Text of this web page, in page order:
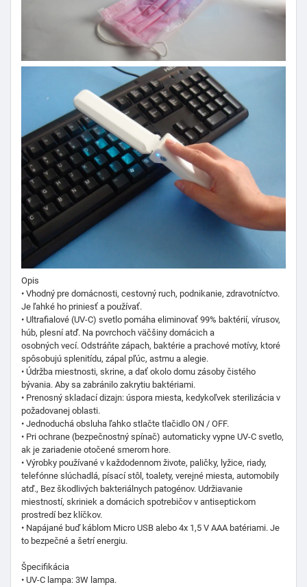
Opis
• Vhodný pre domácnosti, cestovný ruch, podnikanie, zdravotníctvo.
Je ľahké ho priniesť a používať.
• Ultrafialové (UV-C) svetlo pomáha eliminovať 99% baktérií, vírusov,
húb, plesní atď. Na povrchoch väčšiny domácich a
osobných vecí. Odstráňte zápach, baktérie a prachové motívy, ktoré
spôsobujú splenitídu, zápal pľúc, astmu a alegie.
• Údržba miestnosti, skrine, a dať okolo domu zásoby čistého
bývania. Aby sa zabránilo zakrytiu baktériami.
• Prenosný skladací dizajn: úspora miesta, kedykoľvek sterilizácia v
požadovanej oblasti.
• Jednoduchá obsluha ľahko stlačte tlačidlo ON / OFF.
• Pri ochrane (bezpečnostný spínač) automaticky vypne UV-C svetlo,
ak je zariadenie otočené smerom hore.
• Výrobky používané v každodennom živote, paličky, lyžice, riady,
telefónne slúchadlá, písací stôl, toalety, verejné miesta, automobily
atď., Bez škodlivých bakteriálnych patogénov. Udržiavanie
miestností, skriniek a domácich spotrebičov v antiseptickom
prostredí bez klíčkov.
• Napájané buď káblom Micro USB alebo 4x 1,5 V AAA batériami. Je
to bezpečné a šetrí energiu.
Špecifikácia
• UV-C lampa: 3W lampa.